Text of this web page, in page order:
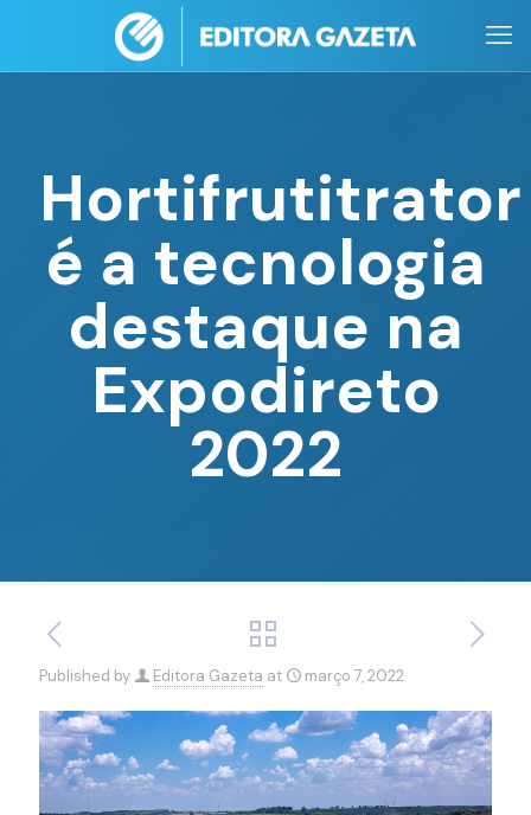
Hortifrutitrator
é a tecnologia
destaque na
Expodireto
2022
Published by Editora Gazeta at março 7, 2022